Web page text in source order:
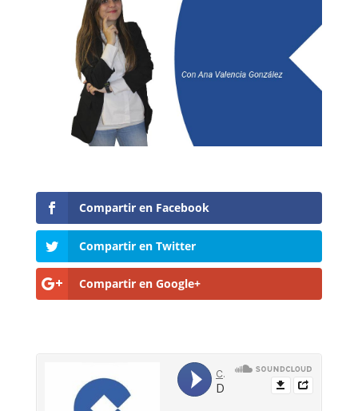
Compartir en Facebook
Compartir en Twitter
Compartir en Google+